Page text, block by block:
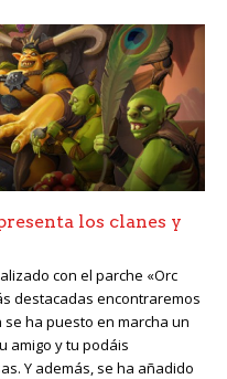
los clanes y
con el parche «Orc
destacadas encontraremos
ha puesto en marcha un
amigo y tu podáis
Y además, se ha añadido